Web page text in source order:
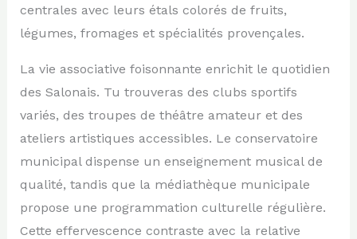
centrales avec leurs étals colorés de fruits,
légumes, fromages et spécialités provençales.
La vie associative foisonnante enrichit le quotidien
des Salonais. Tu trouveras des clubs sportifs
variés, des troupes de théâtre amateur et des
ateliers artistiques accessibles. Le conservatoire
municipal dispense un enseignement musical de
qualité, tandis que la médiathèque municipale
propose une programmation culturelle régulière.
Cette effervescence contraste avec la relative